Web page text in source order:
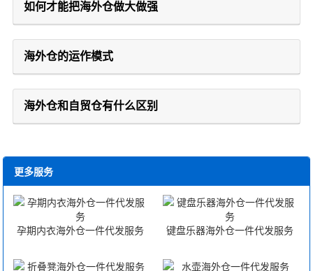
如何才能把海外仓做大做强
海外仓的运作模式
海外仓和自贸仓有什么区别
更多服务
孕期内衣海外仓一件代发服务 键盘乐器海外仓一件代发服务